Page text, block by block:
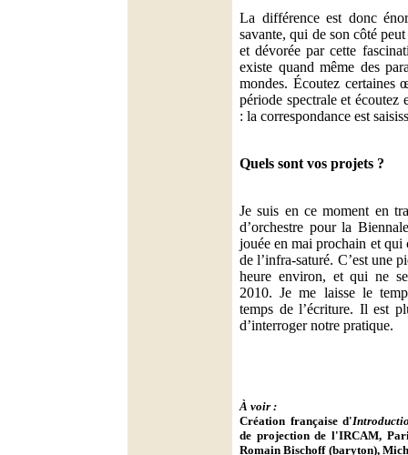
La différence est donc
savante, qui de son côté
et dévorée par cette
existe quand même des
mondes. Écoutez certaines
période spectrale et écoutez
: la correspondance est
Quels sont vos projets ?
Je suis en ce moment en
d’orchestre pour la
jouée en mai prochain et qui
de l’infra-saturé. C’est une
heure environ, et qui ne
2010. Je me laisse le
temps de l’écriture. Il est
d’interroger notre pratique.
À voir :
Création française d'
de projection de l'IRCAM,
Romain Bischoff (baryton),